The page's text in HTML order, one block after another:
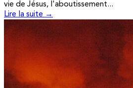
vie de Jésus, l'aboutissement...
Lire la suite →